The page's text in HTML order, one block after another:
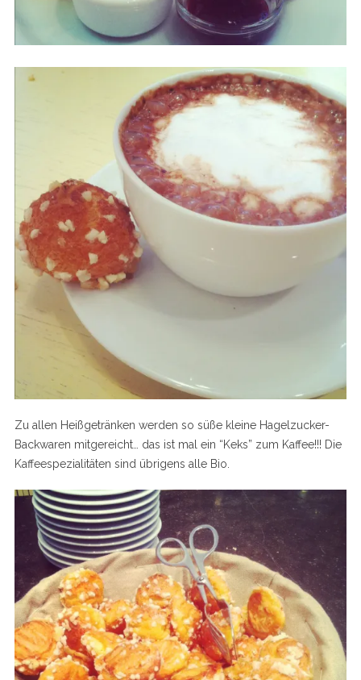
Zu allen Heißgetränken werden so süße kleine Hagelzucker-
Backwaren mitgereicht… das ist mal ein “Keks” zum Kaffee!!! Die
Kaffeespezialitäten sind übrigens alle Bio.